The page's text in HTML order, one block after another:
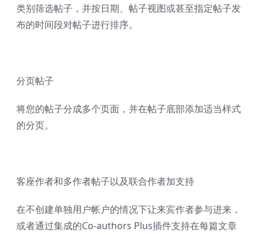
类别筛选帖子，并按日期、帖子视图或甚至指定帖子发
布的时间段对帖子进行排序。
分页帖子
将您的帖子分成多个页面，并在帖子底部添加适当样式
的分页。
客座作者和多作者帖子以及联合作者加支持
在不创建单独用户帐户的情况下让来宾作者参与进来，
或者通过集成的Co-authors Plus插件支持在每篇文章